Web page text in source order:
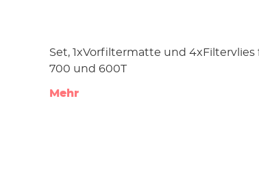
Set, 1xVorfiltermatte und 4xFiltervlies
700 und 600T
Mehr